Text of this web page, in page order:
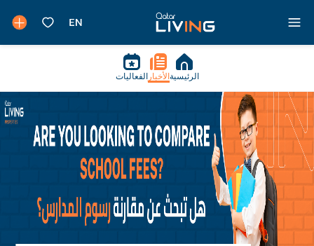
الرئيسية الأخبار الفعاليات